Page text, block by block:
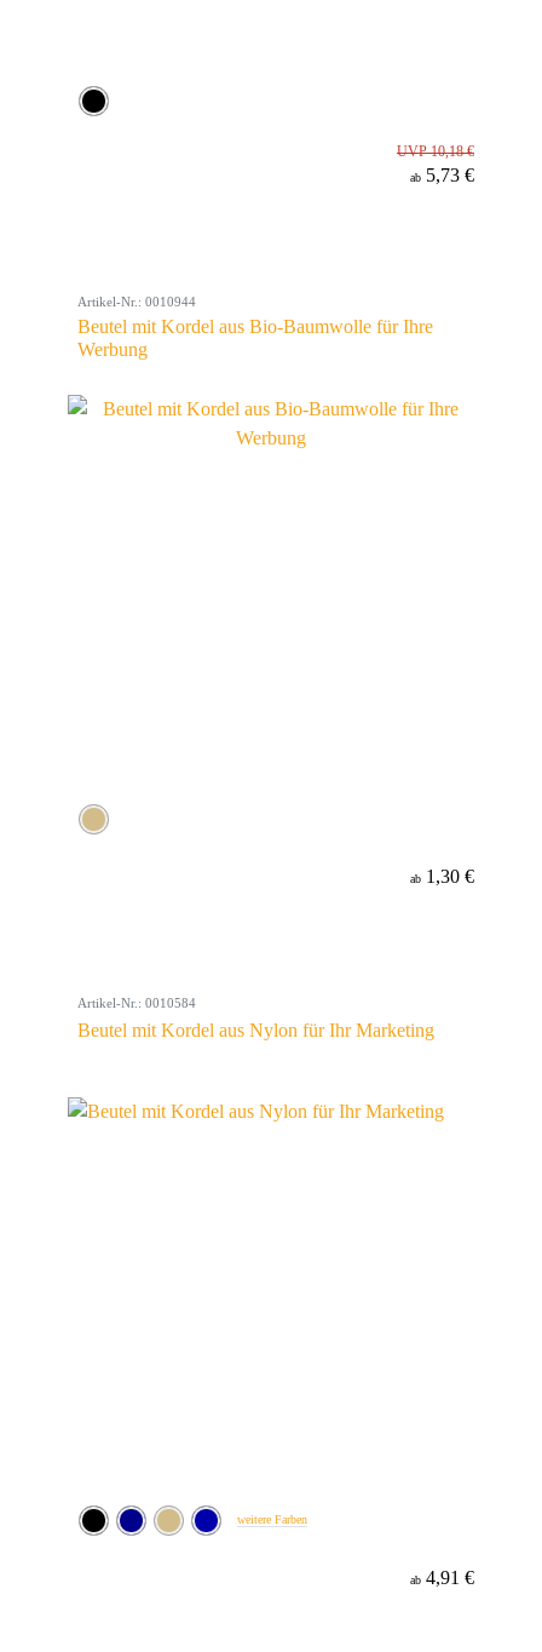
UVP 10,18 €
ab 5,73 €
Artikel-Nr.: 0010944
Beutel mit Kordel aus Bio-Baumwolle für Ihre
Werbung
ab 1,30 €
Artikel-Nr.: 0010584
Beutel mit Kordel aus Nylon für Ihr Marketing
weitere Farben
ab 4,91 €